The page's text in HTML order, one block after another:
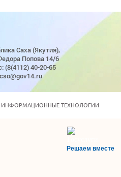
Саха (Якутия),
Попова 14/6
(8(4112) 40-20-65
. ИНФОРМАЦИОННЫЕ ТЕХНОЛОГИИ
Решаем вместе